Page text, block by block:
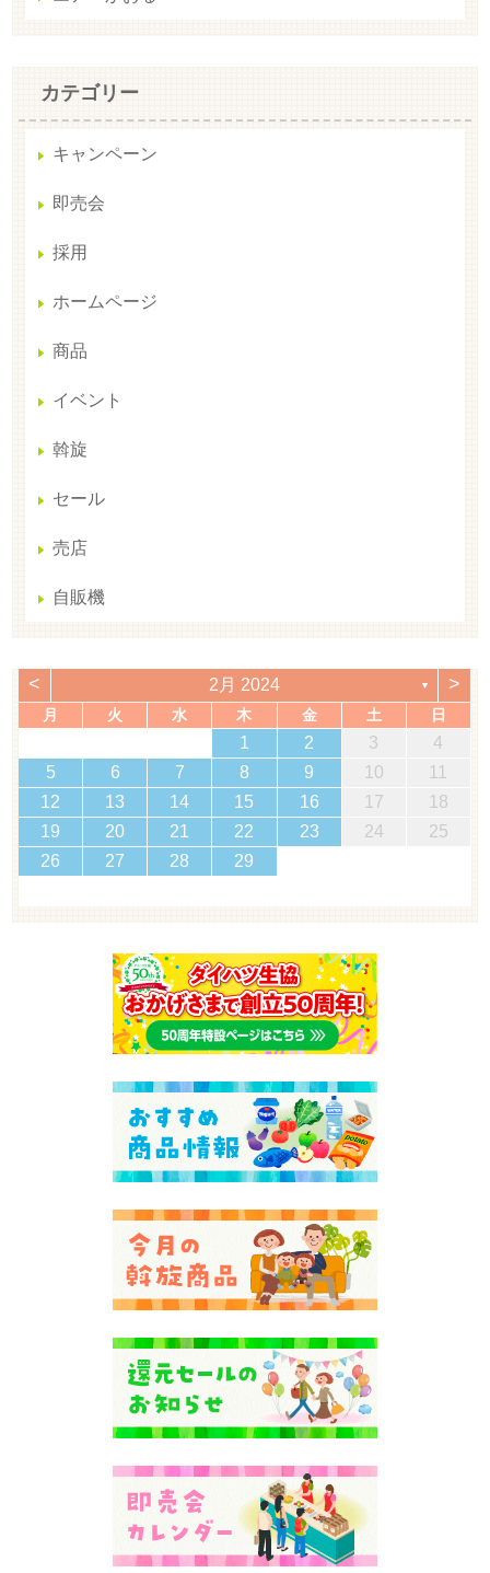
カテゴリー
キャンペーン
即売会
採用
ホームページ
商品
イベント
斡旋
セール
売店
自販機
< 2月 2024 ▼ >
月 火 水 木 金 土 日
1 2 3
4
5
6 7 8 9 10
11
12
13 14 15 16 17
18
19
20 21 22 23 24
25
26
27 28 29